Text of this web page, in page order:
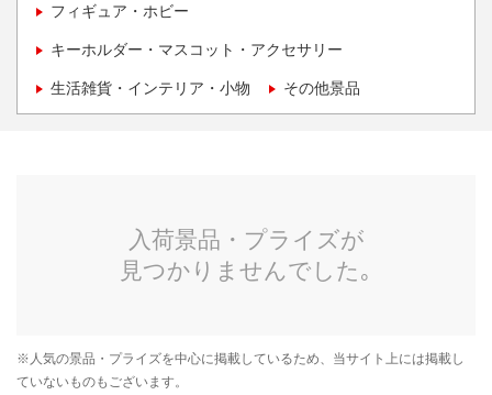
フィギュア・ホビー
キーホルダー・マスコット・アクセサリー
生活雑貨・インテリア・小物 その他景品